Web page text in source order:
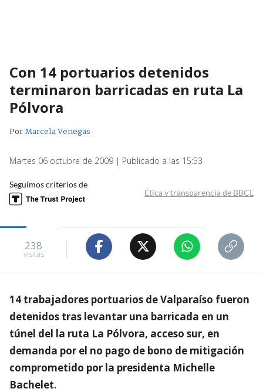
Con 14 portuarios detenidos
terminaron barricadas en ruta La
Pólvora
PorMarcela Venegas
Martes 06 octubre de 2009 | Publicado a las 15:53
Seguimos criterios de
Ética y transparencia de BBCL
238
visitas
14 trabajadores portuarios de Valparaíso fueron
detenidos tras levantar una barricada en un
túnel del la ruta La Pólvora, acceso sur, en
demanda por el no pago de bono de mitigación
comprometido por la presidenta Michelle
Bachelet.